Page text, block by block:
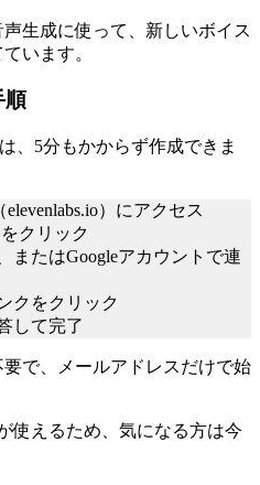
生成に使って、新しいボイス
います。
順
、5分もかからず作成できま
）にアクセス
クリック
またはGoogleアカウントで連
クをクリック
して完了
で、メールアドレスだけで始
使えるため、気になる方は今